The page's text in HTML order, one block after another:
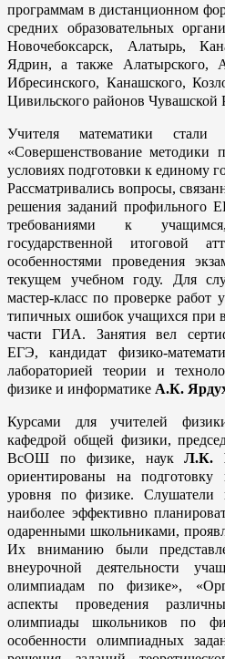
программам в дистанционном
средних образовательных
Новочебоксарск, Алатырь,
Ядрин, а также Алатырского,
Ибресинского, Канашского,
Цивильского районов Чувашской
Учителя математики стали
«Совершенствование методики
условиях подготовки к единому
Рассматривались вопросы,
решения заданий профильного
требованиями к
государственной итоговой
особенностями проведения
текущем учебном году. Для
мастер-класс по проверке работ
типичных ошибок учащихся при
части ГИА. Занятия вел
ЕГЭ, кандидат физико-
лабораторией теории и
физике и информатике А.К.
Курсами для учителей
кафедрой общей физики,
ВсОШ по физике, наукЛ.К.
ориентированы на подготовку
уровня по физике. Слушатели
наиболее эффективно
одаренными школьниками,
Их вниманию были
внеурочной деятельности
олимпиадам по физике»,
аспекты проведения
олимпиады школьников по
особенности олимпиадных